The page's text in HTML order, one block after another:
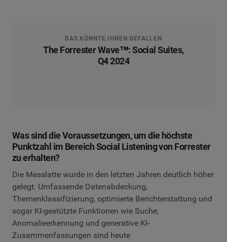
DAS KÖNNTE IHNEN GEFALLEN
The Forrester Wave™: Social Suites,
Q4 2024
Was sind die Voraussetzungen, um die höchste
Punktzahl im Bereich Social Listening von Forrester
zu erhalten?
Die Messlatte wurde in den letzten Jahren deutlich höher
gelegt. Umfassende Datenabdeckung,
Themenklassifizierung, optimierte Berichterstattung und
sogar KI-gestützte Funktionen wie Suche,
Anomalieerkennung und generative KI-
Zusammenfassungen sind heute